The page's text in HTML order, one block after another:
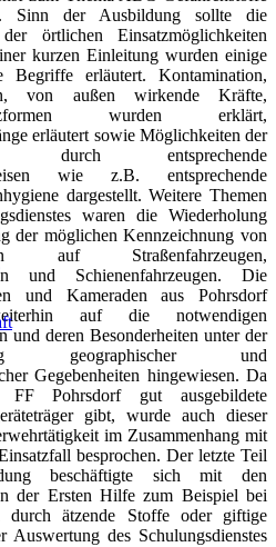
Sinn der Ausbildung sollte die
örtlichen Einsatzmöglichkeiten
kurzen Einleitung wurden einige
Begriffe erläutert. Kontamination,
von außen wirkende Kräfte,
wurden erklärt,
erläutert sowie Möglichkeiten der
durch entsprechende
wie z.B. entsprechende
dargestellt. Weitere Themen
waren die Wiederholung
der möglichen Kennzeichnung von
auf Straßenfahrzeugen,
und Schienenfahrzeugen. Die
und Kameraden aus Pohrsdorf
auf die notwendigen
und deren Besonderheiten unter der
geographischer und
Gegebenheiten hingewiesen. Da
Pohrsdorf gut ausgebildete
gibt, wurde auch dieser
im Zusammenhang mit
besprochen. Der letzte Teil
beschäftigte sich mit den
der Ersten Hilfe zum Beispiel bei
durch ätzende Stoffe oder giftige
Auswertung des Schulungsdienstes